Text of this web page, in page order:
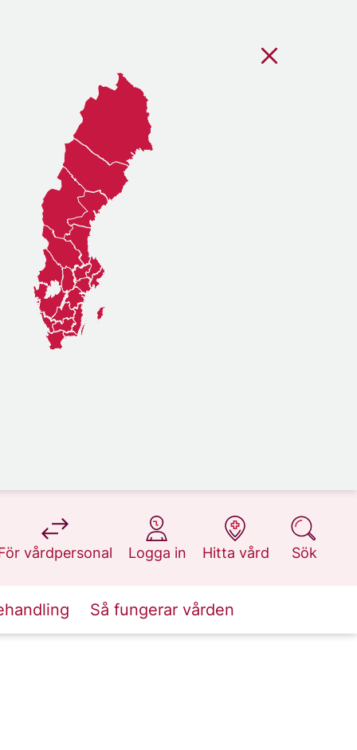
vårdpersonal
på 1177.se
Logga in
på 1177.se
Hitta vård
på 1177.se
Sök
på 1177.se
Så fungerar vården